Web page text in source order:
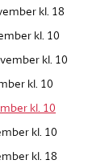
kl. 18
kl. 10
kl. 10
kl. 10
kl. 10
kl. 10
kl. 18